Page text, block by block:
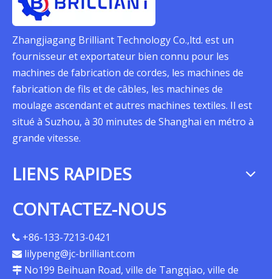
Zhangjiagang Brilliant Technology Co.,ltd. est un
fournisseur et exportateur bien connu pour les
machines de fabrication de cordes, les machines de
fabrication de fils et de câbles, les machines de
moulage ascendant et autres machines textiles. Il est
situé à Suzhou, à 30 minutes de Shanghai en métro à
grande vitesse.
LIENS RAPIDES
CONTACTEZ-NOUS
 +86-133-7213-0421
 lilypeng@jc-brilliant.com
 No199 Beihuan Road, ville de Tangqiao, ville de